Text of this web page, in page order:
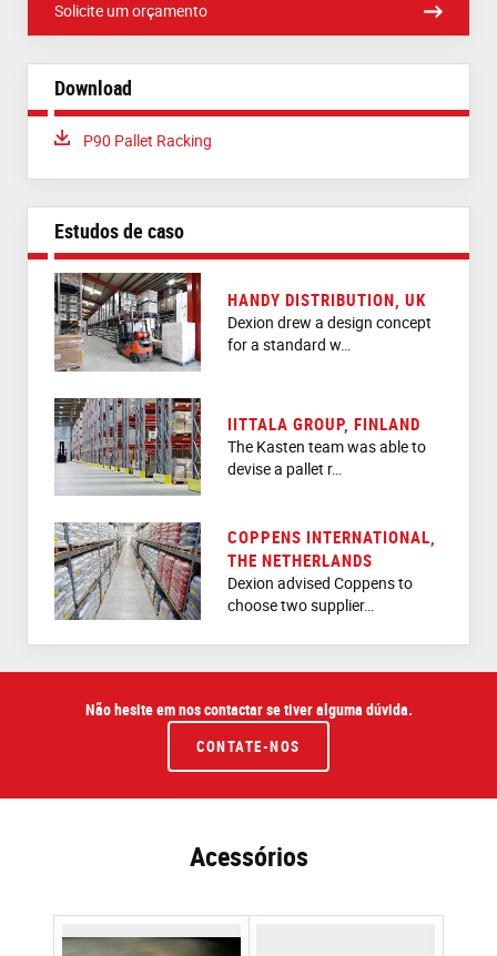
Solicite um orçamento
Download
Download:
P90 Pallet Racking
Estudos de caso
HANDY DISTRIBUTION, UK
Dexion drew a design concept
for a standard w…
IITTALA GROUP, FINLAND
The Kasten team was able to
devise a pallet r…
COPPENS INTERNATIONAL,
THE NETHERLANDS
Dexion advised Coppens to
choose two supplier…
Não hesite em nos contactar se tiver alguma dúvida.
CONTATE-NOS
Acessórios